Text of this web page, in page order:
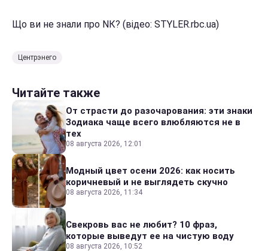
Що ви не знали про NК? (відео: STYLER.rbc.ua)
Центрэнего
Читайте также
От страсти до разочарования: эти знаки
Зодиака чаще всего влюбляются не в
тех
08 августа 2026, 12:01
Модный цвет осени 2026: как носить
коричневый и не выглядеть скучно
08 августа 2026, 11:34
Свекровь вас не любит? 10 фраз,
которые выведут ее на чистую воду
08 августа 2026, 10:52